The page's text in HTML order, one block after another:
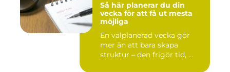
Så här planerar du din
vecka för att få ut mesta
möjliga
En välplanerad vecka gör
mer än att bara skapa
struktur – den frigör tid, ...